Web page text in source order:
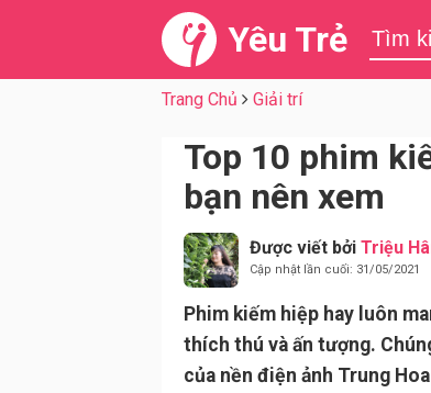
Yêu Trẻ
Trang Chủ Giải trí
Top 10 phim
bạn nên xem
Được viết bởi Triệu
Cập nhật lần cuối: 31/05/2021
Phim kiếm hiệp hay luôn
thích thú và ấn tượng.
của nền điện ảnh Trung